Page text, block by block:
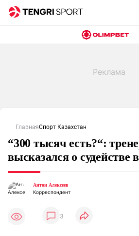
ГлавнаяСпорт Казахстан
“300 тысяч есть?“:
высказался о
Антон Алексеев
Корреспондент
3